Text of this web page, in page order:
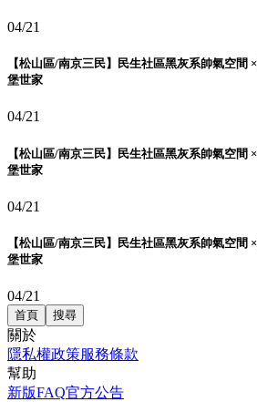
04/21
【松山區/南京三民】民生社區黑灰系帥氣空間
堡世家
04/21
【松山區/南京三民】民生社區黑灰系帥氣空間
堡世家
04/21
【松山區/南京三民】民生社區黑灰系帥氣空間
堡世家
04/21
首頁 搜尋
關於
隱私權政策服務條款
幫助
新版FAQ官方公告